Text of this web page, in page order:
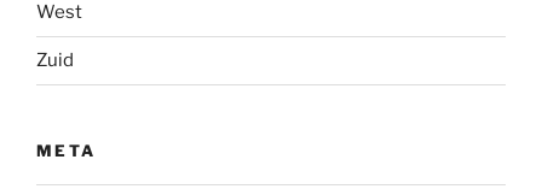
West
Zuid
META